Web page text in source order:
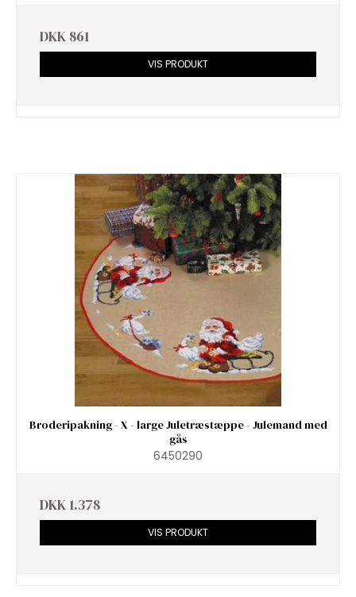
DKK 861
VIS PRODUKT
Broderipakning - X - large Juletræstæppe - Julemand med
gås
6450290
DKK 1.378
VIS PRODUKT